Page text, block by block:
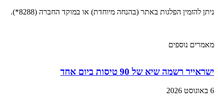
ניתן להזמין הפלגות באתר (בהנחה מיוחדת) או במוקד החברה (8288*).
מאמרים נוספים
ישראייר רשמה שיא של 90 טיסות ביום אחד
6 באוגוסט 2026